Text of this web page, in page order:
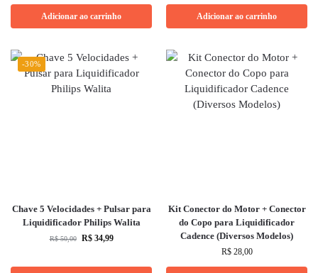
Adicionar ao carrinho Adicionar ao carrinho
-30%
Chave 5 Velocidades + Pulsar para
Liquidificador Philips Walita
R$50,00 R$34,99
Kit Conector do Motor + Conector
do Copo para Liquidificador
Cadence (Diversos Modelos)
R$28,00